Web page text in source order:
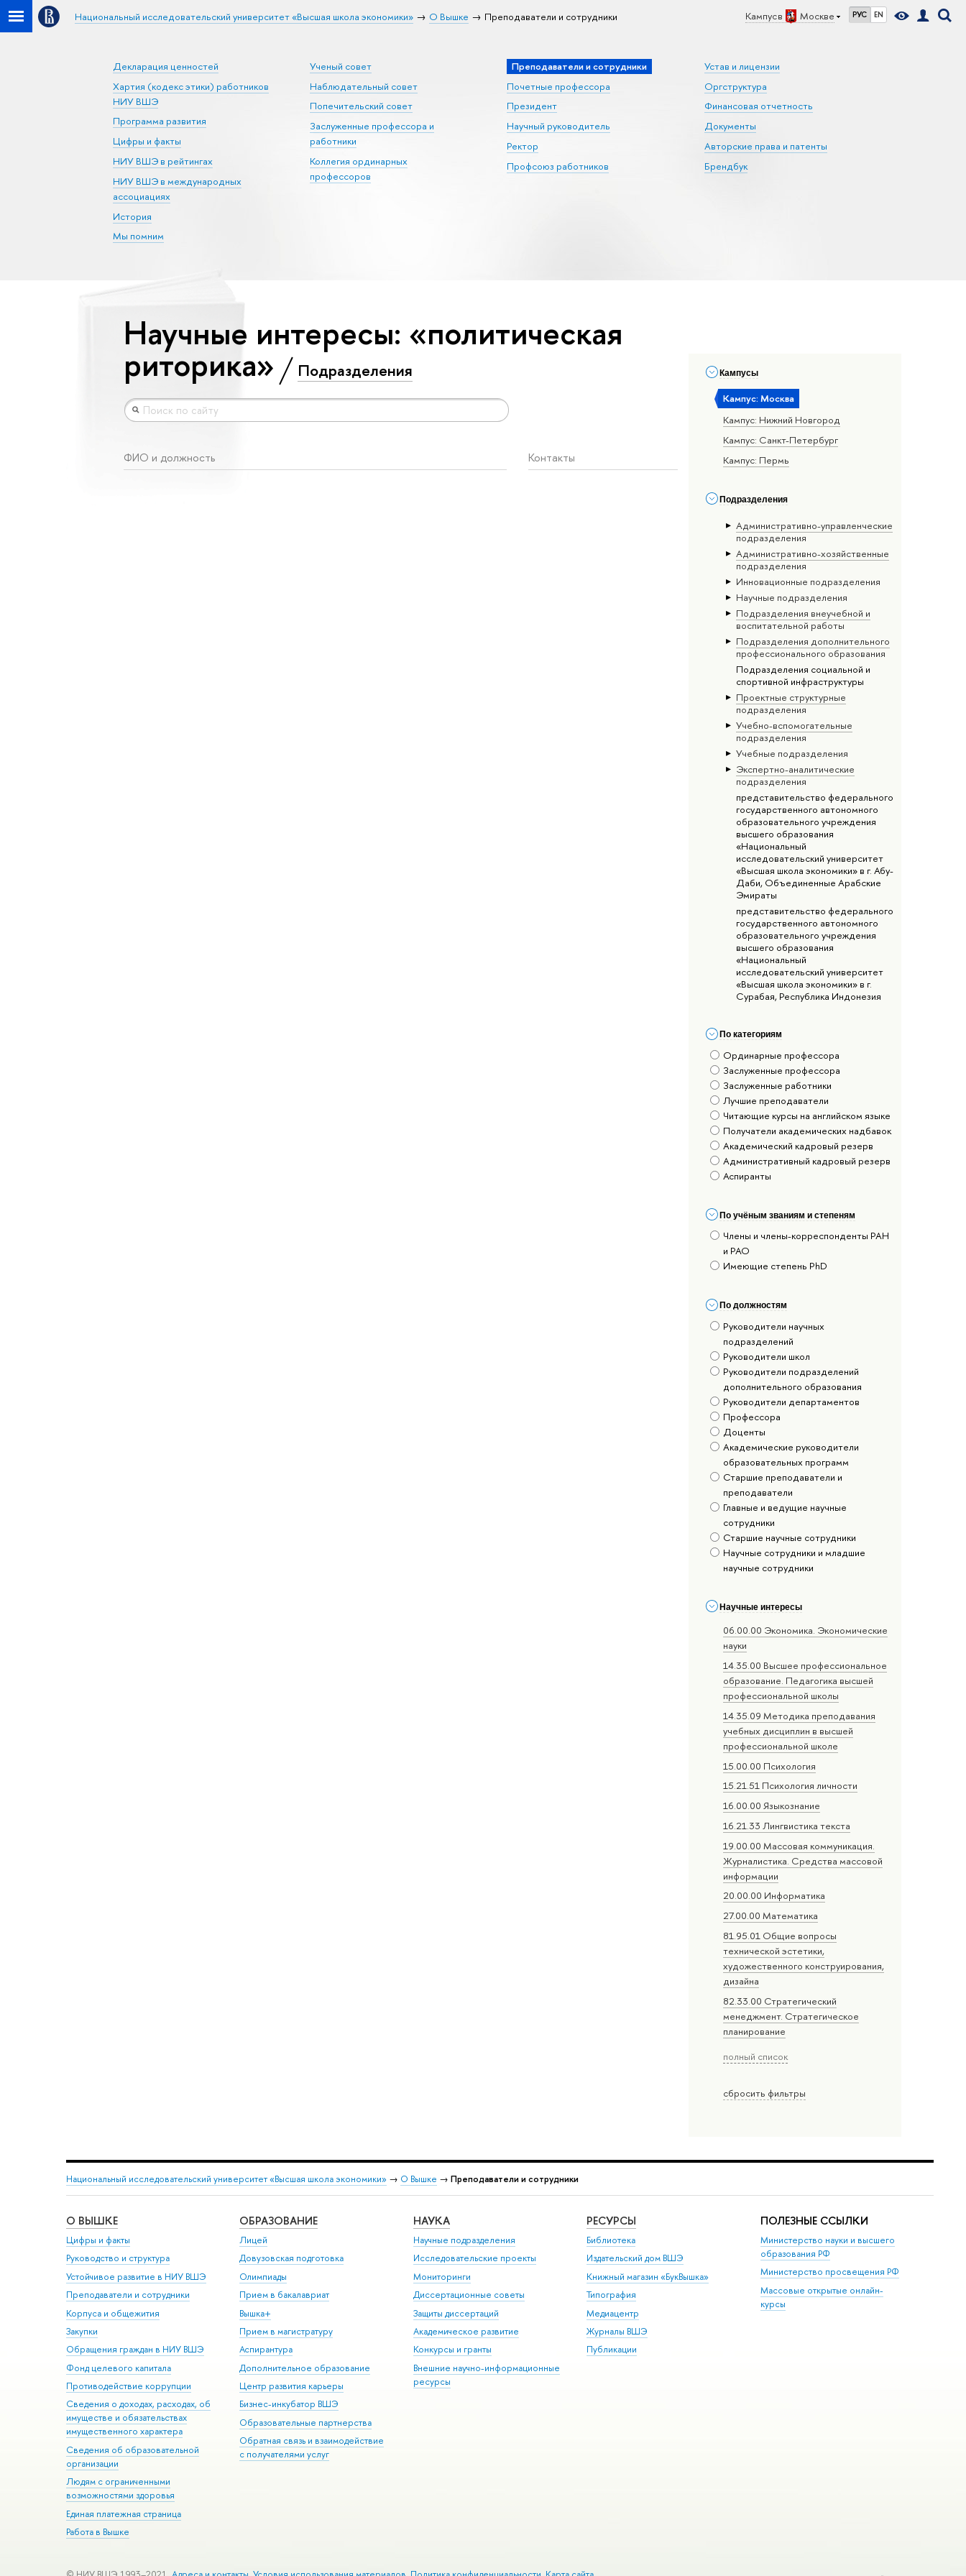
Кампус в Москве РУС EN
Национальный исследовательский университет «Высшая школа экономики» О Вышке Преподаватели и сотрудники
Декларация ценностей
Хартия (кодекс этики) работников
НИУ ВШЭ
Программа развития
Цифры и факты
НИУ ВШЭ в рейтингах
НИУ ВШЭ в международных
ассоциациях
История
Мы помним
Ученый совет
Наблюдательный совет
Попечительский совет
Заслуженные профессора и
работники
Коллегия ординарных
профессоров
Преподаватели и сотрудники
Почетные профессора
Президент
Научный руководитель
Ректор
Профсоюз работников
Устав и лицензии
Оргструктура
Финансовая отчетность
Документы
Авторские права и патенты
Брендбук
Кампусы
Кампус: Москва
Кампус: Нижний Новгород
Кампус: Санкт-Петербург
Кампус: Пермь
Подразделения
Административно-управленческие
подразделения
Административно-хозяйственные
подразделения
Инновационные подразделения
Научные подразделения
Подразделения внеучебной и
воспитательной работы
Подразделения дополнительного
профессионального образования
Подразделения социальной и
спортивной инфраструктуры
Проектные структурные
подразделения
Учебно-вспомогательные
подразделения
Учебные подразделения
Экспертно-аналитические
подразделения
представительство федерального
государственного автономного
образовательного учреждения
высшего образования
«Национальный
исследовательский университет
«Высшая школа экономики» в г. Абу-
Даби, Объединенные Арабские
Эмираты
представительство федерального
государственного автономного
образовательного учреждения
высшего образования
«Национальный
исследовательский университет
«Высшая школа экономики» в г.
Сурабая, Республика Индонезия
По категориям
Ординарные профессора
Заслуженные профессора
Заслуженные работники
Лучшие преподаватели
Читающие курсы на английском языке
Получатели академических надбавок
Академический кадровый резерв
Административный кадровый резерв
Аспиранты
По учёным званиям и степеням
Члены и члены-корреспонденты РАН
и РАО
Имеющие степень PhD
По должностям
Руководители научных
подразделений
Руководители школ
Руководители подразделений
дополнительного образования
Руководители департаментов
Профессора
Доценты
Академические руководители
образовательных программ
Старшие преподаватели и
преподаватели
Главные и ведущие научные
сотрудники
Старшие научные сотрудники
Научные сотрудники и младшие
научные сотрудники
Научные интересы
06.00.00 Экономика. Экономические
науки
14.35.00 Высшее профессиональное
образование. Педагогика высшей
профессиональной школы
14.35.09 Методика преподавания
учебных дисциплин в высшей
профессиональной школе
15.00.00 Психология
15.21.51 Психология личности
16.00.00 Языкознание
16.21.33 Лингвистика текста
19.00.00 Массовая коммуникация.
Журналистика. Средства массовой
информации
20.00.00 Информатика
27.00.00 Математика
81.95.01 Общие вопросы
технической эстетики,
художественного конструирования,
дизайна
82.33.00 Стратегический
менеджмент. Стратегическое
планирование
полный список
сбросить фильтры
Научные интересы: «политическая
риторика» Подразделения
ФИО и должность Контакты
Национальный исследовательский университет «Высшая школа экономики» → О Вышке → Преподаватели и сотрудники
О ВЫШКЕ
Цифры и факты
Руководство и структура
Устойчивое развитие в НИУ ВШЭ
Преподаватели и сотрудники
Корпуса и общежития
Закупки
Обращения граждан в НИУ ВШЭ
Фонд целевого капитала
Противодействие коррупции
Сведения о доходах, расходах, об
имуществе и обязательствах
имущественного характера
Сведения об образовательной
организации
Людям с ограниченными
возможностями здоровья
Единая платежная страница
Работа в Вышке
ОБРАЗОВАНИЕ
Лицей
Довузовская подготовка
Олимпиады
Прием в бакалавриат
Вышка+
Прием в магистратуру
Аспирантура
Дополнительное образование
Центр развития карьеры
Бизнес-инкубатор ВШЭ
Образовательные партнерства
Обратная связь и взаимодействие
с получателями услуг
НАУКА
Научные подразделения
Исследовательские проекты
Мониторинги
Диссертационные советы
Защиты диссертаций
Академическое развитие
Конкурсы и гранты
Внешние научно-информационные
ресурсы
РЕСУРСЫ
Библиотека
Издательский дом ВШЭ
Книжный магазин «БукВышка»
Типография
Медиацентр
Журналы ВШЭ
Публикации
ПОЛЕЗНЫЕ ССЫЛКИ
Министерство науки и высшего
образования РФ
Министерство просвещения РФ
Массовые открытые онлайн-
курсы